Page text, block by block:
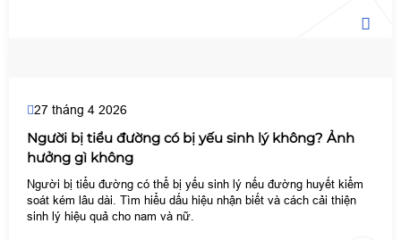
27 tháng 4 2026
Người bị tiểu đường có bị yếu sinh lý không? Ảnh
hưởng gì không
Người bị tiểu đường có thể bị yếu sinh lý nếu đường huyết kiểm
soát kém lâu dài. Tìm hiểu dấu hiệu nhận biết và cách cải thiện
sinh lý hiệu quả cho nam và nữ.